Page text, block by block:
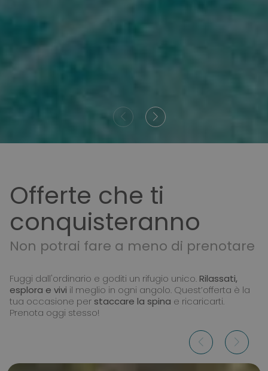
Offerte che ti
conquisteranno
Non potrai fare a meno di prenotare
Fuggi dall'ordinario e goditi un rifugio unico.Rilassati,
esplora e vivi il meglio in ogni angolo. Quest’offerta è la
tua occasione per staccare la spina e ricaricarti.
Prenota oggi stesso!